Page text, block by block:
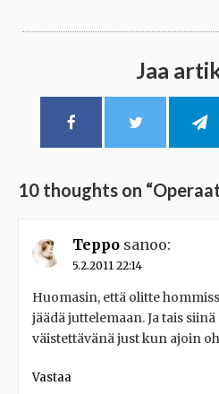
Jaa
10 thoughts on “
Teppo sanoo:
5.2.2011 22:14
Huomasin, että olitte
jäädä juttelemaan. Ja tais
väistettävänä just kun ajoin
Vastaa